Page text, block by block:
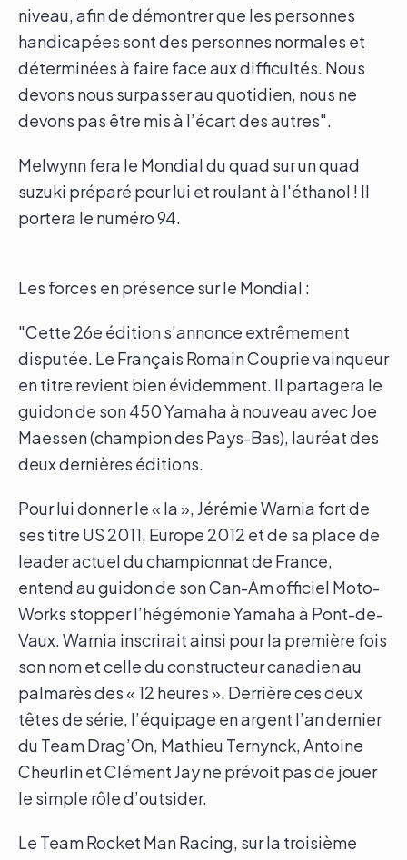
niveau, afin de démontrer que les personnes
handicapées sont des personnes normales et
déterminées à faire face aux difficultés. Nous
devons nous surpasser au quotidien, nous ne
devons pas être mis à l’écart des autres".
Melwynn fera le Mondial du quad sur un quad
suzuki préparé pour lui et roulant à l'éthanol ! Il
portera le numéro 94.
Les forces en présence sur le Mondial :
"Cette 26e édition s’annonce extrêmement
disputée. Le Français Romain Couprie vainqueur
en titre revient bien évidemment. Il partagera le
guidon de son 450 Yamaha à nouveau avec Joe
Maessen (champion des Pays-Bas), lauréat des
deux dernières éditions.
Pour lui donner le « la », Jérémie Warnia fort de
ses titre US 2011, Europe 2012 et de sa place de
leader actuel du championnat de France,
entend au guidon de son Can-Am officiel Moto-
Works stopper l’hégémonie Yamaha à Pont-de-
Vaux. Warnia inscrirait ainsi pour la première fois
son nom et celle du constructeur canadien au
palmarès des « 12 heures ». Derrière ces deux
têtes de série, l’équipage en argent l’an dernier
du Team Drag’On, Mathieu Ternynck, Antoine
Cheurlin et Clément Jay ne prévoit pas de jouer
le simple rôle d’outsider.
Le Team Rocket Man Racing, sur la troisième